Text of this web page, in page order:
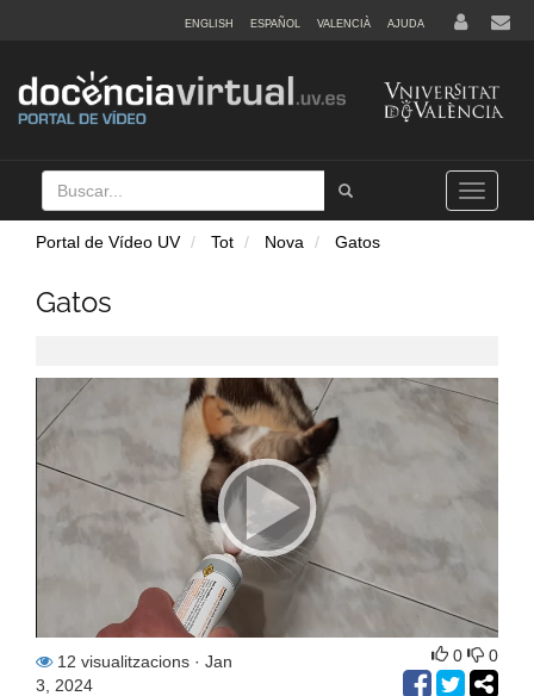
ENGLISH ESPAÑOL VALENCIÀ AJUDA
Buscar
Tramet
Toggle
navigation
Portal de Vídeo UV Tot Nova Gatos
Gatos
12 visualitzacions · Jan
3, 2024
0 0